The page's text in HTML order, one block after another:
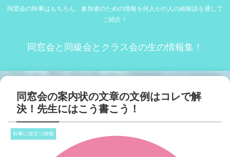
同窓会の幹事はもちろん、参加者のための情報を何人かの人の経験談を通して
ご紹介！
同窓会と同級会とクラス会の生の情報集！
同窓会の案内状の文章の文例はコレで解
決！先生にはこう書こう！
幹事に役立つ情報